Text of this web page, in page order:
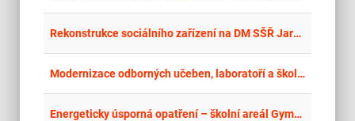
Rekonstrukce sociálního zařízení na DM SŠŘ Jaroměř
Modernizace odborných učeben, laboratoří a školních dílen na SPŠ A VOŠ Kladno – stavební úpravy
Energeticky úsporná opatření – školní areál Gymnázia a SOŠ, ul. Mládežníků 1115, Rokycany - stavba